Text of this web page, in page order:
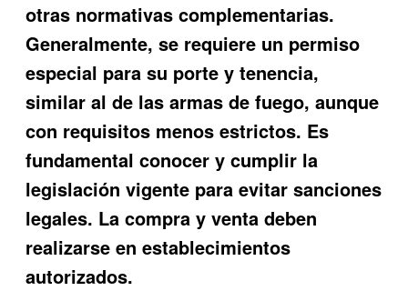
otras normativas complementarias.
Generalmente, se requiere un permiso
especial para su porte y tenencia,
similar al de las armas de fuego, aunque
con requisitos menos estrictos. Es
fundamental conocer y cumplir la
legislación vigente para evitar sanciones
legales. La compra y venta deben
realizarse en establecimientos
autorizados.